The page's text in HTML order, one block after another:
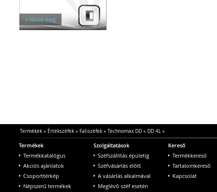
» Nézze meg
Termékek» Értékszéfek» Faliszéfek» Technomax DD» DD 4L»
Termékek
Termékkatalógus
Akciós ajánlatok
Csoporttérkép
Népszerű termékek
Szolgáltatások
Széfszállítás épületig
Széfvásárlás előtt
A vásárlás alkalmával
Meglévő széf esetén
Kereső
Termékkereső
Tartalomkereső
Kapcsolat